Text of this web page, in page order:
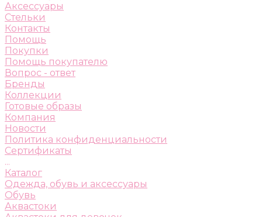
Аксессуары
Стельки
Контакты
Помощь
Покупки
Помощь покупателю
Вопрос - ответ
Бренды
Коллекции
Готовые образы
Компания
Новости
Политика конфиденциальности
Сертификаты
...
Каталог
Одежда, обувь и аксессуары
Обувь
Аквастоки